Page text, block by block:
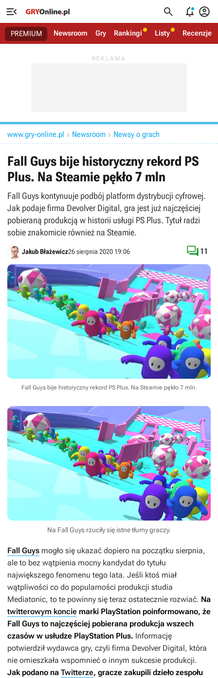
   
PREMIUM Newsroom Gry Rankingi Listy Recenzje
www.gry-online.pl  Newsroom  Newsy o grach
Fall Guys bije historyczny rekord PS
Plus. Na Steamie pękło 7 mln
Fall Guys kontynuuje podbój platform dystrybucji cyfrowej.
Jak podaje firma Devolver Digital, gra jest już najczęściej
pobieraną produkcją w historii usługi PS Plus. Tytuł radzi
sobie znakomicie również na Steamie.
Jakub Błażewicz26 sierpnia 2020 19:06  11
Fall Guys bije historyczny rekord PS Plus. Na Steamie pękło 7 mln.
Na Fall Guys rzuciły się istne tłumy graczy.
Fall Guys mogło się ukazać dopiero na początku sierpnia,
ale to bez wątpienia mocny kandydat do tytułu
największego fenomenu tego lata. Jeśli ktoś miał
wątpliwości co do popularności produkcji studia
Mediatonic, to te powinny się teraz ostatecznie rozwiać. Na
twitterowym koncie marki PlayStation poinformowano, że
Fall Guys to najczęściej pobierana produkcja wszech
czasów w usłudze PlayStation Plus. Informację
potwierdził wydawca gry, czyli firma Devolver Digital, która
nie omieszkała wspomnieć o innym sukcesie produkcji.
Jak podano na Twitterze, gracze zakupili dzieło zespołu